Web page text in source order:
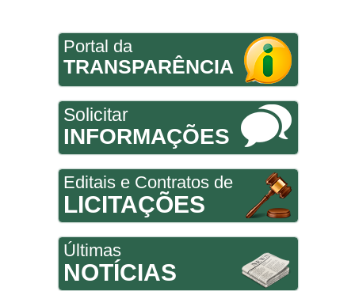
Portal da
TRANSPARÊNCIA
Solicitar
INFORMAÇÕES
Editais e Contratos de
LICITAÇÕES
Últimas
NOTÍCIAS